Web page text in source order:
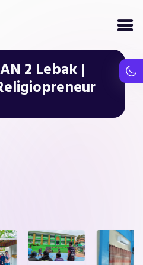
2 Lebak |